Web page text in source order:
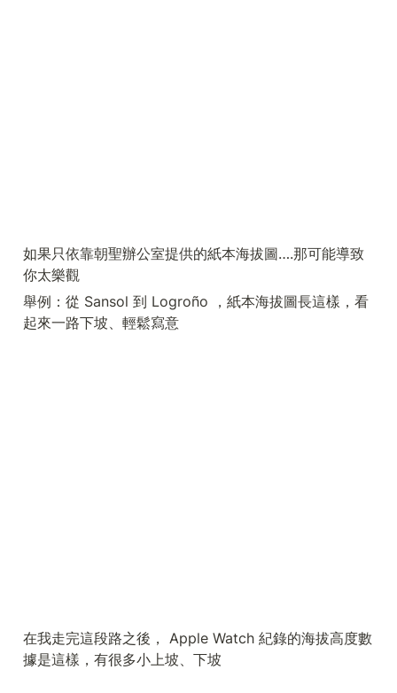
如果只依靠朝聖辦公室提供的紙本海拔圖….那可能導致
你太樂觀
舉例：從 Sansol 到 Logroño ，紙本海拔圖長這樣，看
起來一路下坡、輕鬆寫意
在我走完這段路之後， Apple Watch 紀錄的海拔高度數
據是這樣，有很多小上坡、下坡